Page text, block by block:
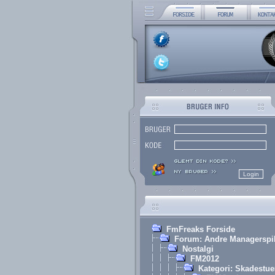
FmFreaks Forside
Forum: Andre Managerspil
Nostalgi
FM2012
Kategori: